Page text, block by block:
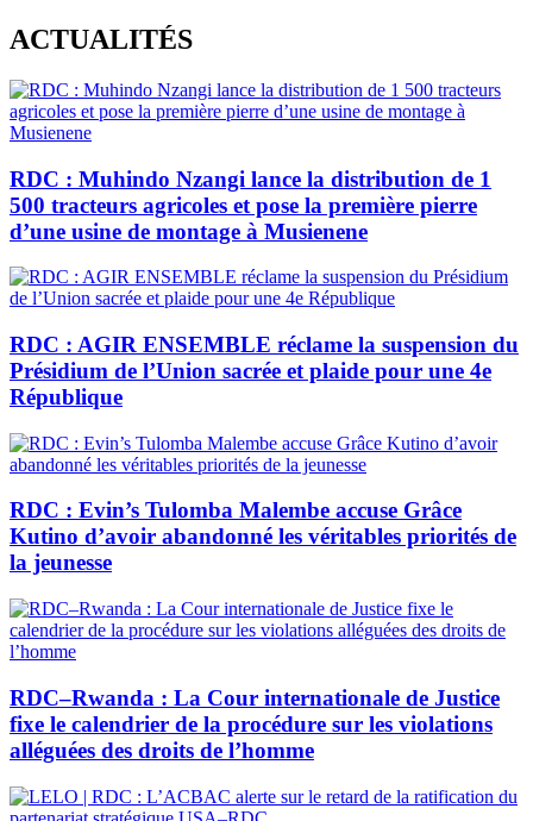
Skip
to
content
ACTUALITÉS
RDC : Muhindo Nzangi lance la distribution de 1
500 tracteurs agricoles et pose la première pierre
d’une usine de montage à Musienene
RDC : AGIR ENSEMBLE réclame la suspension du
Présidium de l’Union sacrée et plaide pour une 4e
République
RDC : Evin’s Tulomba Malembe accuse Grâce
Kutino d’avoir abandonné les véritables priorités de
la jeunesse
RDC–Rwanda : La Cour internationale de Justice
fixe le calendrier de la procédure sur les violations
alléguées des droits de l’homme